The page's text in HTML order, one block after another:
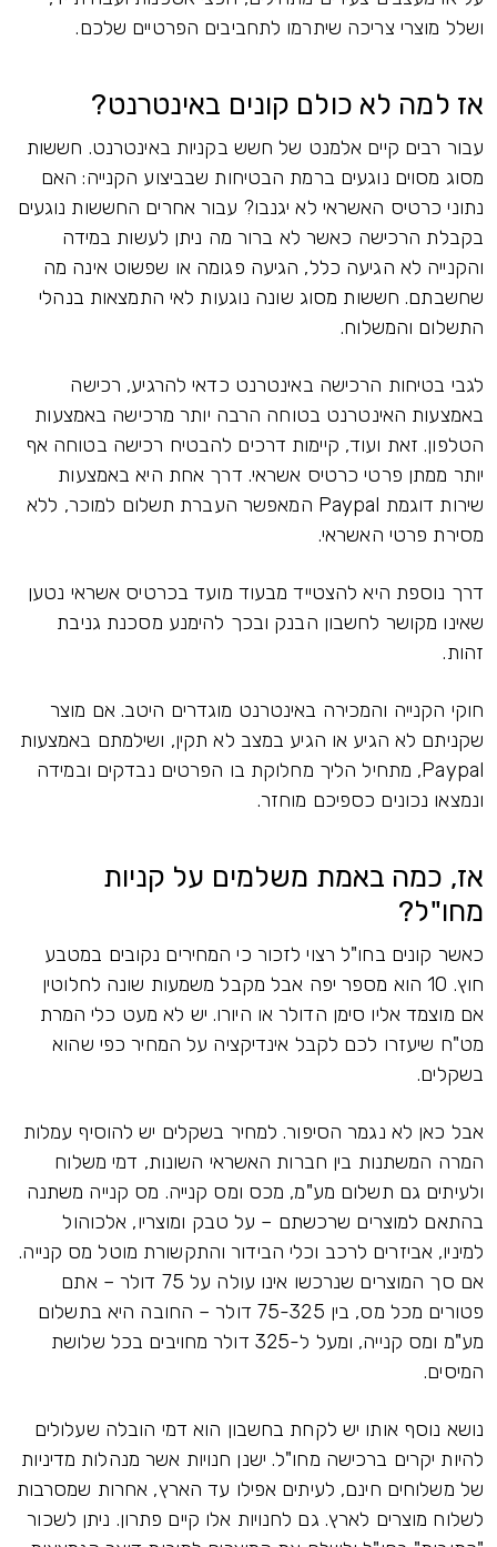
ושלל מוצרי צריכה שיתרמו לתחביבים הפרטיים שלכם.
אז למה לא כולם קונים באינטרנט?
עבור רבים קיים אלמנט של חשש בקניות באינטרנט. חששות
מסוג מסוים נוגעים ברמת הבטיחות שבביצוע הקנייה: האם
נתוני כרטיס האשראי לא יגנבו? עבור אחרים החששות נוגעים
בקבלת הרכישה כאשר לא ברור מה ניתן לעשות במידה
והקנייה לא הגיעה כלל, הגיעה פגומה או שפשוט אינה מה
שחשבתם. חששות מסוג שונה נוגעות לאי התמצאות בנהלי
התשלום והמשלוח.
לגבי בטיחות הרכישה באינטרנט כדאי להרגיע, רכישה
באמצעות האינטרנט בטוחה הרבה יותר מרכישה באמצעות
הטלפון. זאת ועוד, קיימות דרכים להבטיח רכישה בטוחה אף
יותר ממתן פרטי כרטיס אשראי. דרך אחת היא באמצעות
שירות דוגמת Paypal המאפשר העברת תשלום למוכר, ללא
מסירת פרטי האשראי.
דרך נוספת היא להצטייד מבעוד מועד בכרטיס אשראי נטען
שאינו מקושר לחשבון הבנק ובכך להימנע מסכנת גניבת
זהות.
חוקי הקנייה והמכירה באינטרנט מוגדרים היטב. אם מוצר
שקניתם לא הגיע או הגיע במצב לא תקין, ושילמתם באמצעות
Paypal, מתחיל הליך מחלוקת בו הפרטים נבדקים ובמידה
ונמצאו נכונים כספיכם מוחזר.
אז, כמה באמת משלמים על קניות
מחו"ל?
כאשר קונים בחו"ל רצוי לזכור כי המחירים נקובים במטבע
חוץ. 10 הוא מספר יפה אבל מקבל משמעות שונה לחלוטין
אם מוצמד אליו סימן הדולר או היורו. יש לא מעט כלי המרת
מט"ח שיעזרו לכם לקבל אינדיקציה על המחיר כפי שהוא
בשקלים.
אבל כאן לא נגמר הסיפור. למחיר בשקלים יש להוסיף עמלות
המרה המשתנות בין חברות האשראי השונות, דמי משלוח
ולעיתים גם תשלום מע"מ, מכס ומס קנייה. מס קנייה משתנה
בהתאם למוצרים שרכשתם – על טבק ומוצריו, אלכוהול
למיניו, אביזרים לרכב וכלי הבידור והתקשורת מוטל מס קנייה.
אם סך המוצרים שנרכשו אינו עולה על 75 דולר – אתם
פטורים מכל מס, בין 75-325 דולר – החובה היא בתשלום
מע"מ ומס קנייה, ומעל ל-325 דולר מחויבים בכל שלושת
המיסים.
נושא נוסף אותו יש לקחת בחשבון הוא דמי הובלה שעלולים
להיות יקרים ברכישה מחו"ל. ישנן חנויות אשר מנהלות מדיניות
של משלוחים חינם, לעיתים אפילו עד הארץ, אחרות שמסרבות
לשלוח מוצרים לארץ. גם לחנויות אלו קיים פתרון. ניתן לשכור